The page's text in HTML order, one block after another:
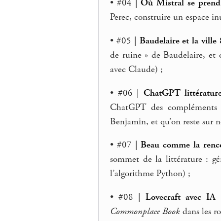
• #04 |Où Mistral se
Perec, construire un espace
• #05 | Baudelaire et la
de ruine » de Baudelaire,
avec Claude) ;
• #06 | ChatGPT
ChatGPT des
Benjamin, et qu’on reste sur
• #07 |Beau comme la
sommet de la littérature :
l’algorithme Python) ;
• #08 |Lovecraft avec
Commonplace Book dans les